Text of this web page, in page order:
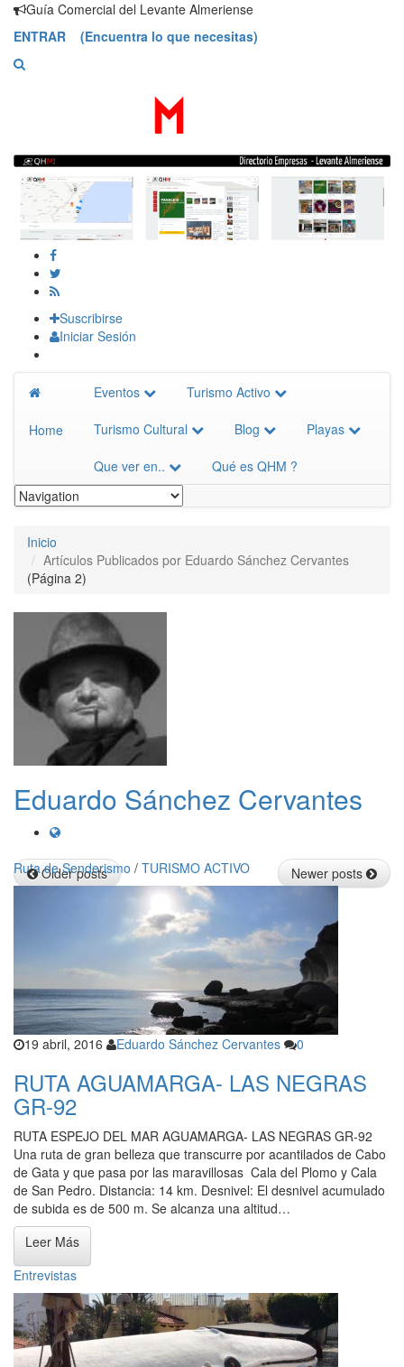
SaltarGuía Comercial del Levante Almeriense
ENTRAR (Encuentra lo que necesitas)
Suscribirse
Iniciar Sesión
Home
Eventos Turismo Activo
Turismo Cultural Blog Playas
Que ver en.. Qué es QHM ?
Inicio
Artículos Publicados por Eduardo Sánchez Cervantes
(Página 2)
Eduardo Sánchez Cervantes
Ruta de Senderismo / TURISMO ACTIVO
19 abril, 2016 Eduardo Sánchez Cervantes 0
RUTA AGUAMARGA- LAS NEGRAS
GR-92
RUTA ESPEJO DEL MAR AGUAMARGA- LAS NEGRAS GR-92
Una ruta de gran belleza que transcurre por acantilados de Cabo
de Gata y que pasa por las maravillosas Cala del Plomo y Cala
de San Pedro. Distancia: 14 km. Desnivel: El desnivel acumulado
de subida es de 500 m. Se alcanza una altitud…
Leer Más
Entrevistas
Posts
navigation
Older posts Newer posts